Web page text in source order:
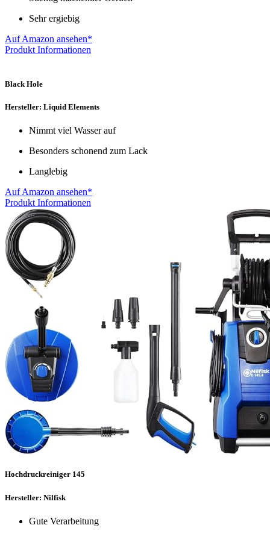
Sehr ergiebig
Auf Amazon ansehen*
Produkt Informationen
Black Hole
Hersteller: Liquid Elements
Nimmt viel Wasser auf
Besonders schonend zum Lack
Langlebig
Auf Amazon ansehen*
Produkt Informationen
Hochdruckreiniger 145
Hersteller: Nilfisk
Gute Verarbeitung